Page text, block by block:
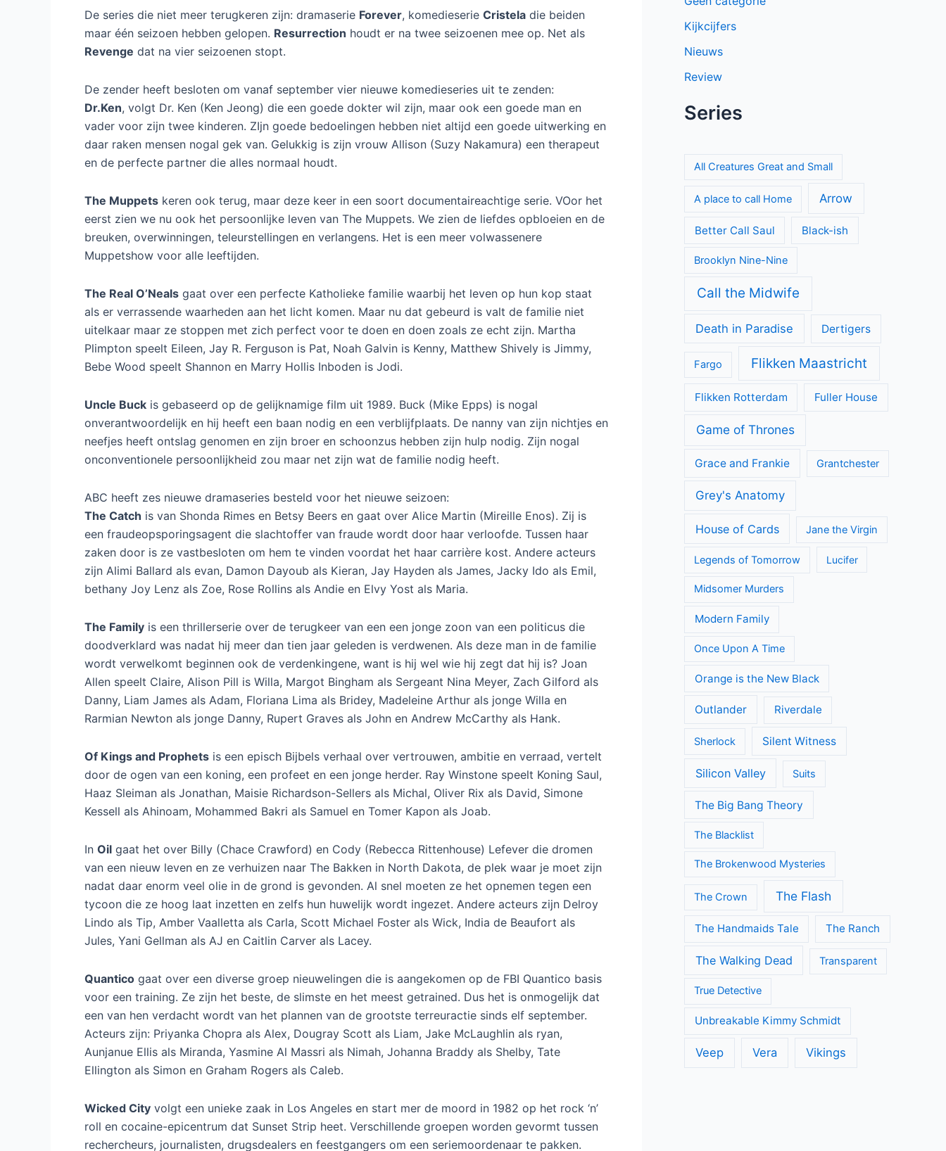
De series die niet meer terugkeren zijn: dramaserie Forever, komedieserie Cristela die beiden
maar één seizoen hebben gelopen. Resurrection houdt er na twee seizoenen mee op. Net als
Revenge dat na vier seizoenen stopt.
De zender heeft besloten om vanaf september vier nieuwe komedieseries uit te zenden:
Dr.Ken, volgt Dr. Ken (Ken Jeong) die een goede dokter wil zijn, maar ook een goede man en
vader voor zijn twee kinderen. ZIjn goede bedoelingen hebben niet altijd een goede uitwerking en
daar raken mensen nogal gek van. Gelukkig is zijn vrouw Allison (Suzy Nakamura) een therapeut
en de perfecte partner die alles normaal houdt.
The Muppets keren ook terug, maar deze keer in een soort documentaireachtige serie. VOor het
eerst zien we nu ook het persoonlijke leven van The Muppets. We zien de liefdes opbloeien en de
breuken, overwinningen, teleurstellingen en verlangens. Het is een meer volwassenere
Muppetshow voor alle leeftijden.
The Real O’Neals gaat over een perfecte Katholieke familie waarbij het leven op hun kop staat
als er verrassende waarheden aan het licht komen. Maar nu dat gebeurd is valt de familie niet
uitelkaar maar ze stoppen met zich perfect voor te doen en doen zoals ze echt zijn. Martha
Plimpton speelt Eileen, Jay R. Ferguson is Pat, Noah Galvin is Kenny, Matthew Shively is Jimmy,
Bebe Wood speelt Shannon en Marry Hollis Inboden is Jodi.
Uncle Buck is gebaseerd op de gelijknamige film uit 1989. Buck (Mike Epps) is nogal
onverantwoordelijk en hij heeft een baan nodig en een verblijfplaats. De nanny van zijn nichtjes en
neefjes heeft ontslag genomen en zijn broer en schoonzus hebben zijn hulp nodig. Zijn nogal
onconventionele persoonlijkheid zou maar net zijn wat de familie nodig heeft.
ABC heeft zes nieuwe dramaseries besteld voor het nieuwe seizoen:
The Catch is van Shonda Rimes en Betsy Beers en gaat over Alice Martin (Mireille Enos). Zij is
een fraudeopsporingsagent die slachtoffer van fraude wordt door haar verloofde. Tussen haar
zaken door is ze vastbesloten om hem te vinden voordat het haar carrière kost. Andere acteurs
zijn Alimi Ballard als evan, Damon Dayoub als Kieran, Jay Hayden als James, Jacky Ido als Emil,
bethany Joy Lenz als Zoe, Rose Rollins als Andie en Elvy Yost als Maria.
The Family is een thrillerserie over de terugkeer van een een jonge zoon van een politicus die
doodverklard was nadat hij meer dan tien jaar geleden is verdwenen. Als deze man in de familie
wordt verwelkomt beginnen ook de verdenkingene, want is hij wel wie hij zegt dat hij is? Joan
Allen speelt Claire, Alison Pill is Willa, Margot Bingham als Sergeant Nina Meyer, Zach Gilford als
Danny, Liam James als Adam, Floriana Lima als Bridey, Madeleine Arthur als jonge Willa en
Rarmian Newton als jonge Danny, Rupert Graves als John en Andrew McCarthy als Hank.
Of Kings and Prophets is een episch Bijbels verhaal over vertrouwen, ambitie en verraad, vertelt
door de ogen van een koning, een profeet en een jonge herder. Ray Winstone speelt Koning Saul,
Haaz Sleiman als Jonathan, Maisie Richardson-Sellers als Michal, Oliver Rix als David, Simone
Kessell als Ahinoam, Mohammed Bakri als Samuel en Tomer Kapon als Joab.
In Oil gaat het over Billy (Chace Crawford) en Cody (Rebecca Rittenhouse) Lefever die dromen
van een nieuw leven en ze verhuizen naar The Bakken in North Dakota, de plek waar je moet zijn
nadat daar enorm veel olie in de grond is gevonden. Al snel moeten ze het opnemen tegen een
tycoon die ze hoog laat inzetten en zelfs hun huwelijk wordt ingezet. Andere acteurs zijn Delroy
Lindo als Tip, Amber Vaalletta als Carla, Scott Michael Foster als Wick, India de Beaufort als
Jules, Yani Gellman als AJ en Caitlin Carver als Lacey.
Quantico gaat over een diverse groep nieuwelingen die is aangekomen op de FBI Quantico basis
voor een training. Ze zijn het beste, de slimste en het meest getrained. Dus het is onmogelijk dat
een van hen verdacht wordt van het plannen van de grootste terreuractie sinds elf september.
Acteurs zijn: Priyanka Chopra als Alex, Dougray Scott als Liam, Jake McLaughlin als ryan,
Aunjanue Ellis als Miranda, Yasmine Al Massri als Nimah, Johanna Braddy als Shelby, Tate
Ellington als Simon en Graham Rogers als Caleb.
Wicked City volgt een unieke zaak in Los Angeles en start mer de moord in 1982 op het rock ‘n’
roll en cocaine-epicentrum dat Sunset Strip heet. Verschillende groepen worden gevormt tussen
rechercheurs, journalisten, drugsdealers en feestgangers om een seriemoordenaar te pakken.
Kijkcijfers
Nieuws
Review
Series
All Creatures Great and Small
A place to call Home Arrow
Better Call Saul Black-ish
Brooklyn Nine-Nine
Call the Midwife
Death in Paradise Dertigers
Fargo Flikken Maastricht
Flikken Rotterdam Fuller House
Game of Thrones
Grace and Frankie Grantchester
Grey's Anatomy
House of Cards Jane the Virgin
Legends of Tomorrow Lucifer
Midsomer Murders
Modern Family
Once Upon A Time
Orange is the New Black
Outlander Riverdale
Sherlock Silent Witness
Silicon Valley Suits
The Big Bang Theory
The Blacklist
The Brokenwood Mysteries
The Crown The Flash
The Handmaids Tale The Ranch
The Walking Dead Transparent
True Detective
Unbreakable Kimmy Schmidt
Veep Vera Vikings